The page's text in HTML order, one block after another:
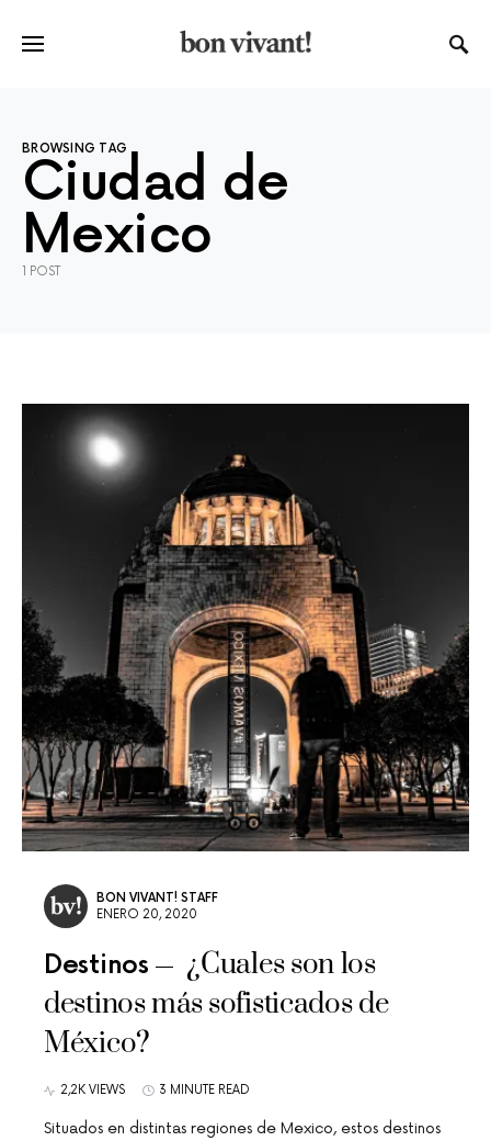
BROWSING TAG
Ciudad de
Mexico
1 POST
BON VIVANT! STAFF
ENERO 20, 2020
Destinos
¿Cuales son los
destinos más sofisticados de
México?
2,2K VIEWS 3 MINUTE READ
Situados en distintas regiones de Mexico, estos destinos